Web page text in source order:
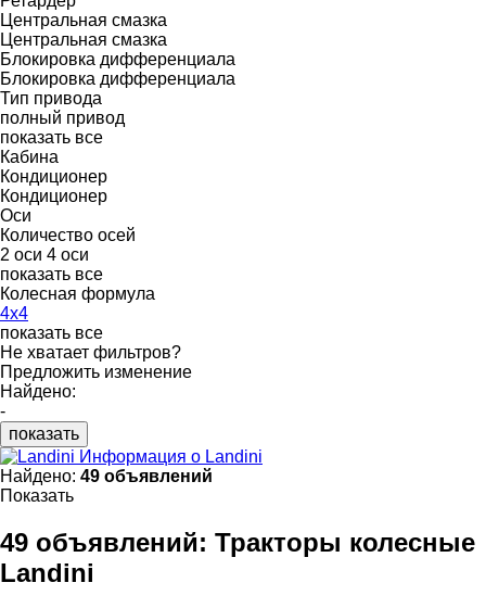
Центральная смазка
Центральная смазка
Блокировка дифференциала
Блокировка дифференциала
Тип привода
полный привод
показать все
Кабина
Кондиционер
Кондиционер
Оси
Количество осей
2 оси 4 оси
показать все
Колесная формула
4x4
показать все
Не хватает фильтров?
Предложить изменение
Найдено:
-
показать
Информация о Landini
Найдено: 49 объявлений
Показать
49 объявлений: Тракторы колесные
Landini